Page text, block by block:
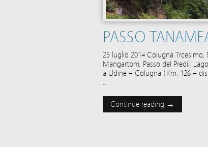
PASSO
25 luglio 2014 Colugna Trcesimo,
Mangartom, Passo del Predil,
a Udine – Colugna (Km. 126 –
…
Continue reading →